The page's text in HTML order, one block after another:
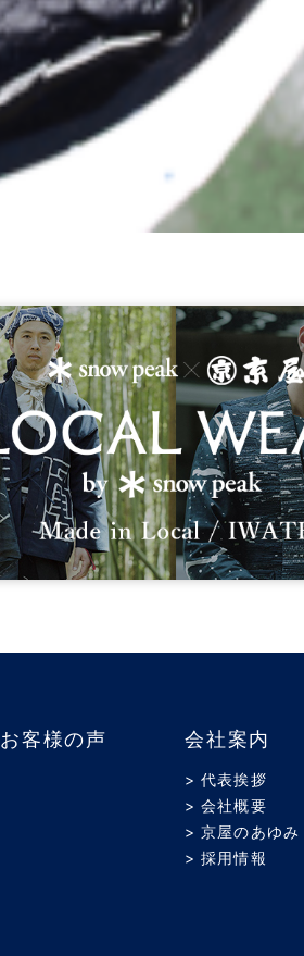
お客様の声 会社案内
> 代表挨拶
> 会社概要
> 京屋のあゆみ
> 採用情報